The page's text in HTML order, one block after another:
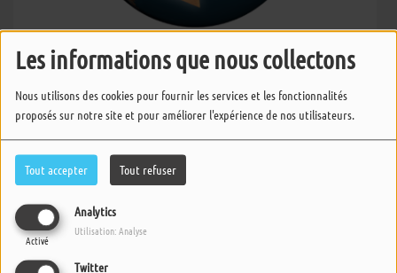
Les informations que nous collectons
Nous utilisons des cookies pour fournir les services et les fonctionnalités
proposés sur notre site et pour améliorer l'expérience de nos utilisateurs.
Tout accepter Tout refuser
Analytics
Activé
Utilisation: Analyse
Twitter
M... Comme Migration
M... Comme Migration
M... Comme Migration